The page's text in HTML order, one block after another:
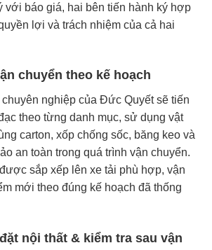
với báo giá, hai bên tiến hành ký hợp
lợi và trách nhiệm của cả hai
chuyển theo kế hoạch
nghiệp của Đức Quyết sẽ tiến
theo từng danh mục, sử dụng vật
carton, xốp chống sốc, băng keo và
an toàn trong quá trình vận chuyển.
sắp xếp lên xe tải phù hợp, vận
mới theo đúng kế hoạch đã thống
nội thất & kiểm tra sau vận